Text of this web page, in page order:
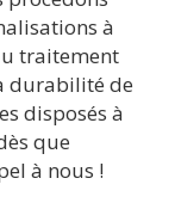
à
traitement
durabilité de
disposés à
que
à nous !